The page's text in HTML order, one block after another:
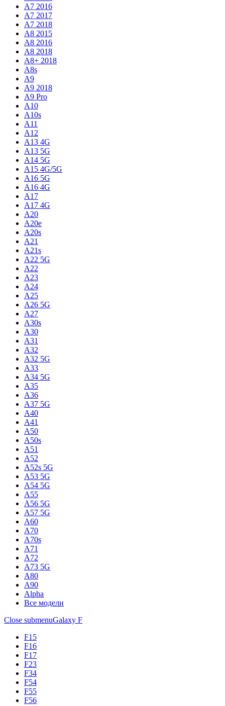
A7 2016
A7 2017
A7 2018
A8 2015
A8 2016
A8 2018
A8+ 2018
A8s
A9
A9 2018
A9 Pro
A10
A10s
A11
A12
A13 4G
A13 5G
A14 5G
A15 4G/5G
A16 5G
A16 4G
A17
A17 4G
A20
A20e
A20s
A21
A21s
A22 5G
A22
A23
A24
A25
A26 5G
A27
A30s
A30
A31
A32
A32 5G
A33
A34 5G
A35
A36
A37 5G
A40
A41
A50
A50s
A51
A52
A52s 5G
A53 5G
A54 5G
A55
A56 5G
A57 5G
A60
A70
A70s
A71
A72
A73 5G
A80
A90
Alpha
Все модели
Close submenuGalaxy F
F15
F16
F17
F23
F34
F54
F55
F56